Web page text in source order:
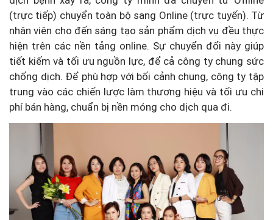
(trực tiếp) chuyển toàn bộ sang Online (trực tuyến). Từ
nhân viên cho đến sáng tạo sản phẩm dịch vụ đều thực
hiện trên các nền tảng online. Sự chuyển đổi này giúp
tiết kiếm và tối ưu nguồn lực, để cả công ty chung sức
chống dịch. Để phù hợp với bối cảnh chung, công ty tập
trung vào các chiến lược làm thương hiệu và tối ưu chi
phí bán hàng, chuẩn bị nền móng cho dịch qua đi.